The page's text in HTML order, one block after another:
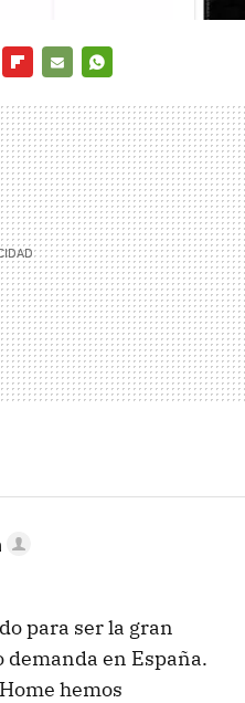
MAIL
para ser la gran
en España.
hemos